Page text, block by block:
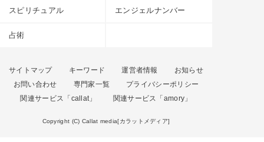
スピリチュアル エンジェルナンバー
占術
サイトマップ キーワード 運営者情報
お知らせ
お問い合わせ
専門家一覧
プライバシーポリシー
関連サービス「callat」
関連サービス「amory」
Copyright (C) Callat media[カラットメディア]